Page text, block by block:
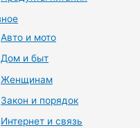
Авто и мото
Дом и быт
Женщинам
Закон и порядок
Интернет и связь